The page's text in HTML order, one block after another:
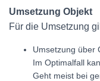
Umsetzung Objekt
Für die Umsetzung
Umsetzung über
Im Optimalfall
Geht meist bei